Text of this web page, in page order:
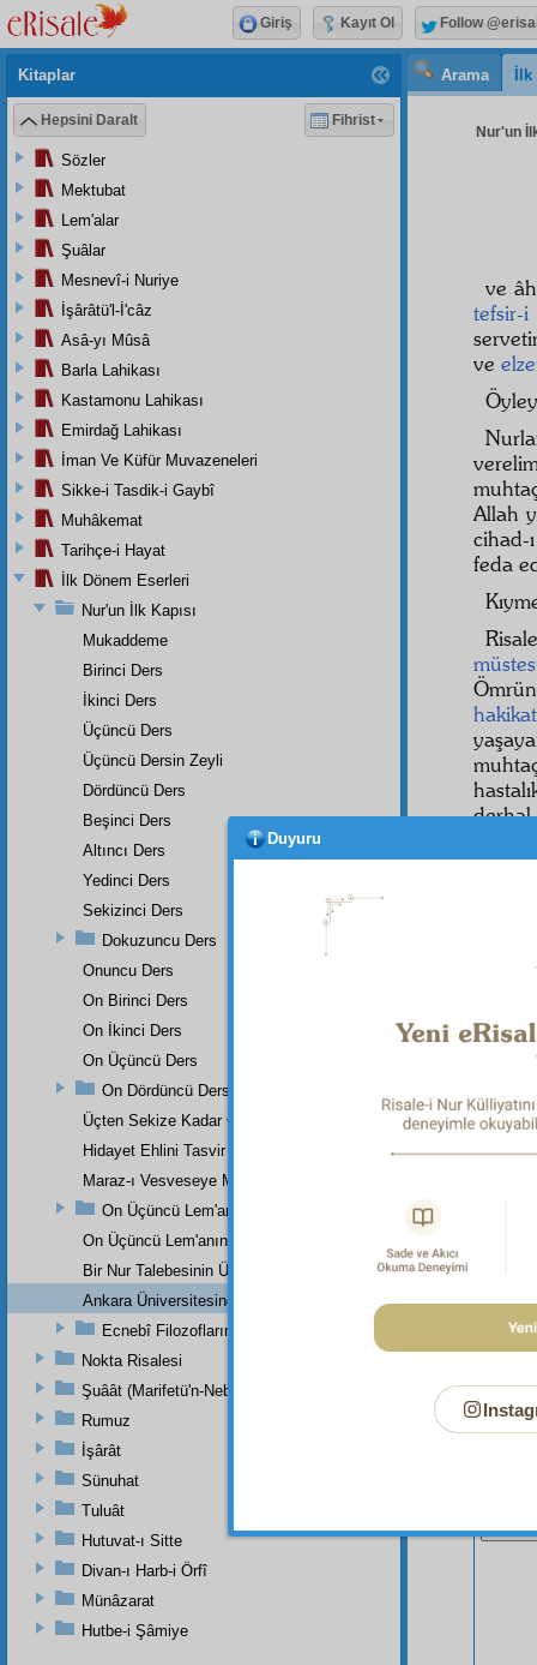
Arama
Nur'un
ve
tefsir-i
ve
Allah
feda
hakikat
derhal
Kitaplar
Hepsini Daralt Fihrist
Sözler
Mektubat
Lem'alar
Şuâlar
Mesnevî-i Nuriye
İşârâtü'l-İ'câz
Asâ-yı Mûsâ
Barla Lahikası
Kastamonu Lahikası
Emirdağ Lahikası
İman Ve Küfür Muvazeneleri
Sikke-i Tasdik-i Gaybî
Muhâkemat
Tarihçe-i Hayat
İlk Dönem Eserleri
Nur'un İlk Kapısı
Mukaddeme
Birinci Ders
İkinci Ders
Üçüncü Ders
Üçüncü Dersin Zeyli
Dördüncü Ders
Beşinci Ders
Altıncı Ders
Yedinci Ders
Sekizinci Ders
Dokuzuncu Ders
Onuncu Ders
On Birinci Ders
On İkinci Ders
On Üçüncü Ders
On Dördüncü Ders
Üçten Sekize Kadar Olan Derslerin Özeti
Hidayet Ehlini Tasvir Eden Bir Levha
Maraz-ı Vesveseye Müptelâ Olanlara Bir Ders
On Üçüncü Lem'anın On İkinci İşaretinden
On Üçüncü Lem'anın On Üçüncü İşaretinin Üçüncü Noktasından
Bir Nur Talebesinin Üstad Hazretlerinin Dâr-ı Bekaya
Ankara Üniversitesinde Okunan Bir Konferans
Ecnebî Filozofların Kur'ân'ı Tasdiklerine Dair Şehadetleri
Nokta Risalesi
Şuâât (Marifetü'n-Nebi)
Rumuz
İşârât
Sünuhat
Tuluât
Hutuvat-ı Sitte
Divan-ı Harb-i Örfî
Münâzarat
Hutbe-i Şâmiye
Giriş Kayıt Ol Follow
Duyuru